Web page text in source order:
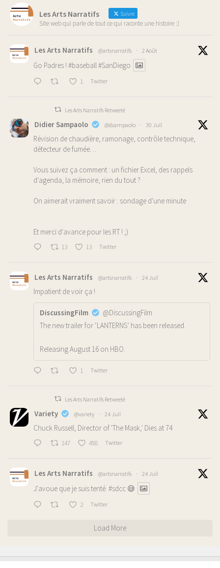
Les Arts Narratifs Suivre
Site web qui parle de tout ce qui raconte une histoire :)
Les Arts Narratifs @artsnarratifs · 2 Août
Go Padres ! #baseball #SanDiego
1 Twitter
Les Arts Narratifs Retweeté
Didier Sampaolo @dsampaolo · 30 Juil
Révision de chaudière, ramonage, contrôle technique,
détecteur de fumée…
Vous suivez ça comment : un fichier Excel, des rappels
d'agenda, la mémoire, rien du tout ?
On aimerait vraiment savoir : sondage d'une minute
Et merci d'avance pour les RT ! ;)
13 13 Twitter
Les Arts Narratifs @artsnarratifs · 24 Juil
Impatient de voir ça !
DiscussingFilm
@DiscussingFilm
The new trailer for ‘LANTERNS’ has been released.
Releasing August 16 on HBO.
1 Twitter
Les Arts Narratifs Retweeté
Variety @variety · 24 Juil
Chuck Russell, Director of 'The Mask,' Dies at 74
147 498 Twitter
Les Arts Narratifs @artsnarratifs · 24 Juil
J'avoue que je suis tenté. #sdcc 😅
2 Twitter
Load More